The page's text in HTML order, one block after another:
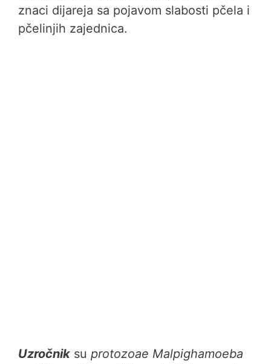
znaci dijareja sa pojavom slabosti pčela i
pčelinjih zajednica.
Uzročnik su protozoae Malpighamoeba